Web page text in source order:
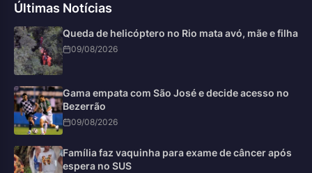
Últimas Notícias
Queda de helicóptero no Rio mata avó, mãe e filha
09/08/2026
Gama empata com São José e decide acesso no
Bezerrão
09/08/2026
Família faz vaquinha para exame de câncer após
espera no SUS